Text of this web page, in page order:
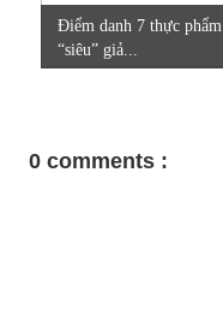
Điểm danh 7 thực phẩm
“siêu” giả...
0 comments :